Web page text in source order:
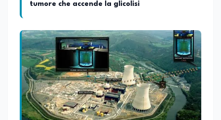
tumore che accende la glicolisi